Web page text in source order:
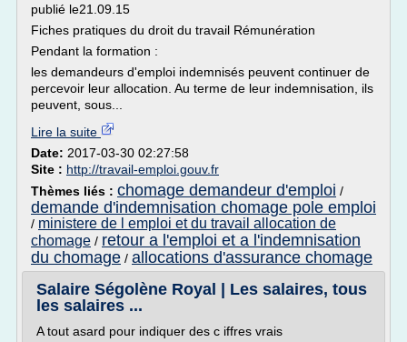
publié le21.09.15
Fiches pratiques du droit du travail Rémunération
Pendant la formation :
les demandeurs d'emploi indemnisés peuvent continuer de
percevoir leur allocation. Au terme de leur indemnisation, ils
peuvent, sous...
Lire la suite
Date: 2017-03-30 02:27:58
Site : http://travail-emploi.gouv.fr
Thèmes liés : chomage demandeur d'emploi /
demande d'indemnisation chomage pole emploi
/ ministere de l emploi et du travail allocation de
chomage / retour a l'emploi et a l'indemnisation
du chomage / allocations d'assurance chomage
Salaire Ségolène Royal | Les salaires, tous
les salaires ...
A tout asard pour indiquer des c iffres vrais